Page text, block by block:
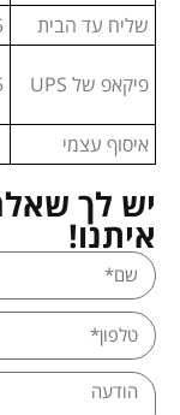
שליח עד הבית
פיקאפ של UPS
איסוף עצמי
יש לך
איתנו!